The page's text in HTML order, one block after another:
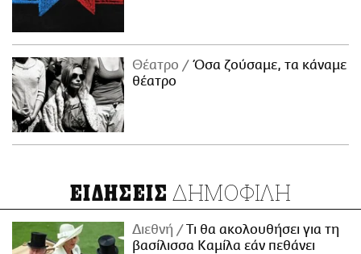
Θέατρο
Όσα ζούσαμε, τα κάναμε
θέατρο
ΕΙΔΗΣΕΙΣ ΔΗΜΟΦΙΛΗ
Διεθνή
Τι θα ακολουθήσει για τη
βασίλισσα Καμίλα εάν πεθάνει